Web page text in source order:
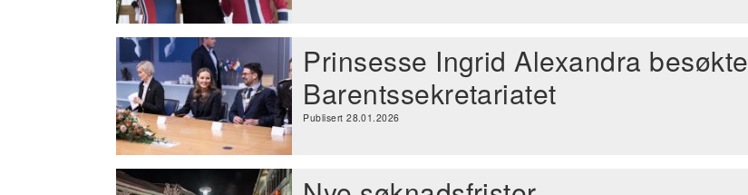
Prinsesse Ingrid Alexandra besøkte
Barentssekretariatet
Publisert 28.01.2026